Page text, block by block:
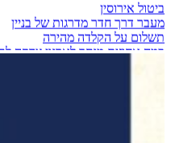
מעבר דרך חדר מדרגות של בניין
תשלום על הקלדה מהירה
כמה אחוזים מותר לארגון צדקה
מזגן בבית שכור